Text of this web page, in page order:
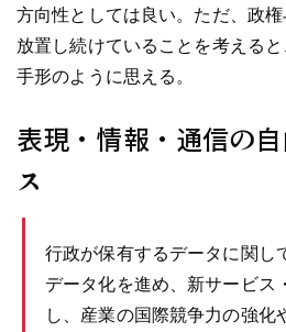
方向性としては良い。ただ、政
放置し続けていることを考える
手形のように思える。
表現・情報・通信の
ス
行政が保有するデータに関し
データ化を進め、新サービス
し、産業の国際競争力の強化